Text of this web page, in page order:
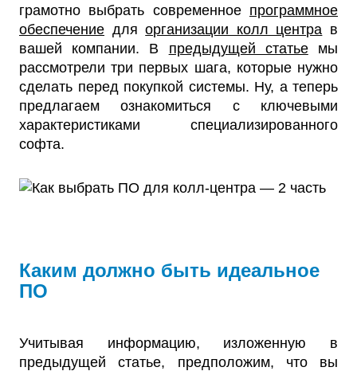
грамотно выбрать современное программное
обеспечение дляорганизации колл центра в
вашей компании. В предыдущей статьемы
рассмотрели три первых шага, которые нужно
сделать перед покупкой системы. Ну, а теперь
предлагаем ознакомиться с ключевыми
характеристиками специализированного
софта.
Каким должно быть идеальное
ПО
Учитывая информацию, изложенную в
предыдущей статье, предположим, что вы